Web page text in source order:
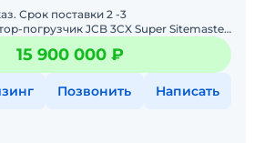
Срок поставки 2 -3
погрузчик JCB 3CX Super Sitemaster
Мы более 5ти лет занимаемся
с
15 900 000 ₽
Позвонить Написать